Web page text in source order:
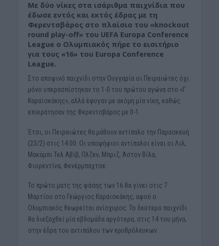
Με δύο νίκες στα ισάριθμα παιχνίδια που
έδωσε εντός και εκτός έδρας με τη
Φερεντσβάρος στο πλαίσιο του «knockout
round play-off» του UEFA Europa Conference
League ο Ολυμπιακός πήρε το εισιτήριο
για τους «16» του Europa Conference
League.
Στο αποψινό παιχνίδι στην Ουγγαρία οι Πειραιώτες όχι
μόνο υπερασπίστηκαν το 1-0 του πρώτου αγώνα στο «Γ.
Καραϊσκάκης», αλλά έφυγαν με ακόμη μία νίκη, καθώς
επικράτησαν της Φερεντσβάρος με 0-1.
Έτσι, οι Πειραιώτες θα μάθουν αντίπαλο την Παρασκευή
(23/2) στις 14:00. Οι υποψήφιοι αντίπαλοι είναι οι Λιλ,
Μακάμπι Τελ Αβίβ, Πλζεν, Μπριζ, Άστον Βίλα,
Φιορεντίνα, Φενέρμπαχτσε.
Το πρώτο ματς της φάσης των 16 θα γίνει στις 7
Μαρτίου στο Γεώργιος Καραϊσκάκης, αφού ο
Ολυμπιακός θεωρείται ανίσχυρος. Το δεύτερο παιχνίδι
θα διεξαχθεί μία εβδομάδα αργότερα, στις 14 του μήνα,
στην έδρα του αντιπάλου των ερυθρόλευκων.